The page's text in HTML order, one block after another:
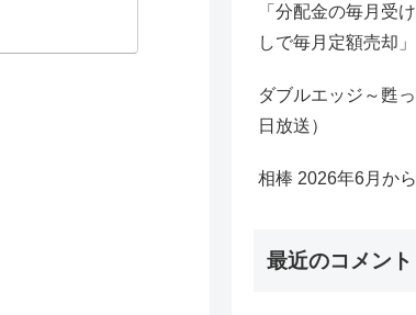
「分配金の毎月受
しで毎月定額売却
ダブルエッジ～甦
日放送）
相棒 2026年6月か
最近のコメント